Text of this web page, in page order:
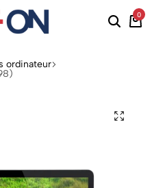
0
ordinateur